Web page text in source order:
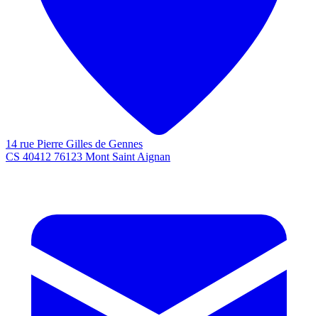
14 rue Pierre Gilles de Gennes
CS 40412 76123 Mont Saint Aignan